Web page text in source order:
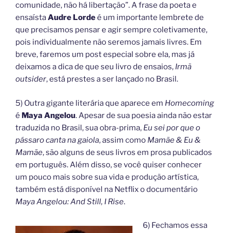
comunidade, não há libertação”. A frase da poeta e
ensaístaAudre Lordeé um importante lembrete de
que precisamos pensar e agir sempre coletivamente,
pois individualmente não seremos jamais livres. Em
breve, faremos um post especial sobre ela, mas já
deixamos a dica de que seu livro de ensaios, Irmã
outsider, está prestes a ser lançado no Brasil.
5) Outra gigante literária que aparece em Homecoming
é Maya Angelou. Apesar de sua poesia ainda não estar
traduzida no Brasil, sua obra-prima, Eu sei por que o
pássaro canta na gaiola, assim como Mamãe & Eu &
Mamãe, são alguns de seus livros em prosa publicados
em português. Além disso, se você quiser conhecer
um pouco mais sobre sua vida e produção artística,
também está disponível na Netflix o documentário
Maya Angelou: And Still, I Rise.
6) Fechamos essa